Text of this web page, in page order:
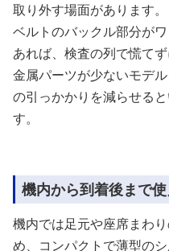
取り外す場面があります。
ベルトのバックル部分が
あれば、検査の列で慌てず
金属パーツが少ないモデ
の引っかかりを減らせる
す。
機内から到着後まで
機内では足元や座席まわ
め、コンパクトで薄型のシ